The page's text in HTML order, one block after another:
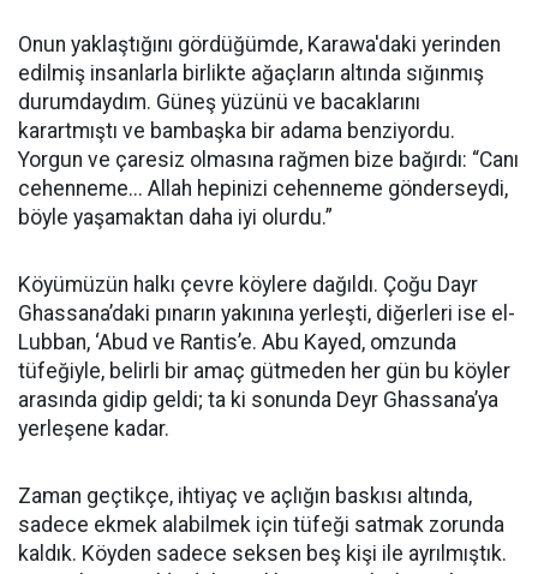
Onun yaklaştığını gördüğümde, Karawa'daki yerinden
edilmiş insanlarla birlikte ağaçların altında sığınmış
durumdaydım. Güneş yüzünü ve bacaklarını
karartmıştı ve bambaşka bir adama benziyordu.
Yorgun ve çaresiz olmasına rağmen bize bağırdı: “Canı
cehenneme... Allah hepinizi cehenneme gönderseydi,
böyle yaşamaktan daha iyi olurdu.”
Köyümüzün halkı çevre köylere dağıldı. Çoğu Dayr
Ghassana’daki pınarın yakınına yerleşti, diğerleri ise el-
Lubban, ‘Abud ve Rantis’e. Abu Kayed, omzunda
tüfeğiyle, belirli bir amaç gütmeden her gün bu köyler
arasında gidip geldi; ta ki sonunda Deyr Ghassana’ya
yerleşene kadar.
Zaman geçtikçe, ihtiyaç ve açlığın baskısı altında,
sadece ekmek alabilmek için tüfeği satmak zorunda
kaldık. Köyden sadece seksen beş kişi ile ayrılmıştık.